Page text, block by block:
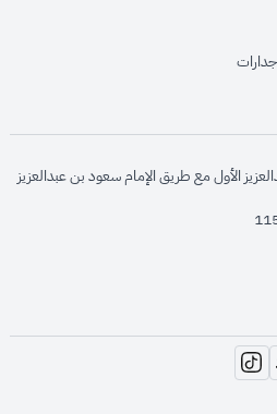
opens in
opens in new window
الأول مع طريق الإمام سعود بن عبدالعزيز
opens in
opens in new
opens in new window